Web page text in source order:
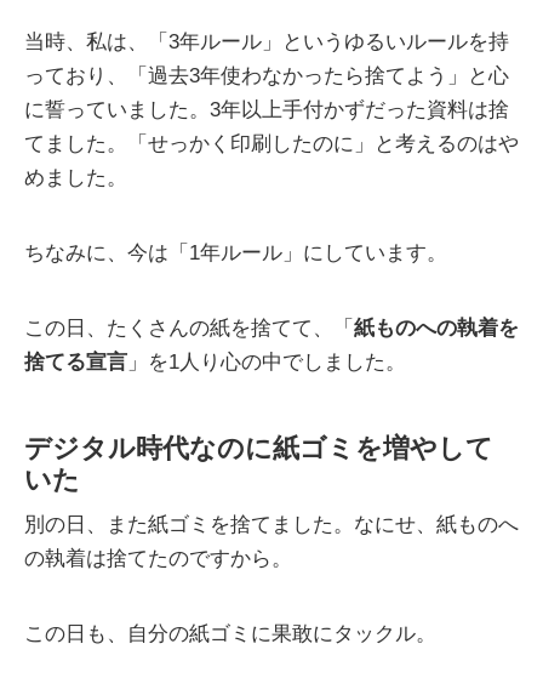
当時、私は、「3年ルール」というゆるいルールを持
っており、「過去3年使わなかったら捨てよう」と心
に誓っていました。3年以上手付かずだった資料は捨
てました。「せっかく印刷したのに」と考えるのはや
めました。
ちなみに、今は「1年ルール」にしています。
この日、たくさんの紙を捨てて、「 紙ものへの執着を
捨てる宣言 」を1人り心の中でしました。
デジタル時代なのに紙ゴミを増やして
いた
別の日、また紙ゴミを捨てました。なにせ、紙ものへ
の執着は捨てたのですから。
この日も、自分の紙ゴミに果敢にタックル。